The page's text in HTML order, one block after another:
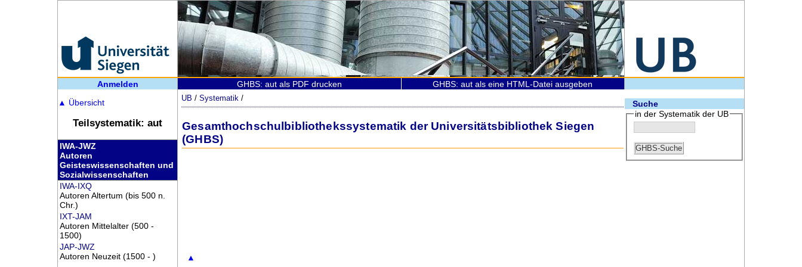
Anmelden GHBS: aut als PDF drucken
GHBS: aut als eine HTML-Datei ausgeben
▲ Übersicht
Teilsystematik: aut
IWA-JWZ
Autoren
Geisteswissenschaften und
Sozialwissenschaften
IWA-IXQ
Autoren Altertum (bis 500 n.
Chr.)
IXT-JAM
Autoren Mittelalter (500 -
1500)
JAP-JWZ
Autoren Neuzeit (1500 - )
UB /Systematik /
Gesamthochschulbibliothekssystematik der Universitätsbibliothek Siegen
(GHBS)
Suche
in der Systematik der UB
▲